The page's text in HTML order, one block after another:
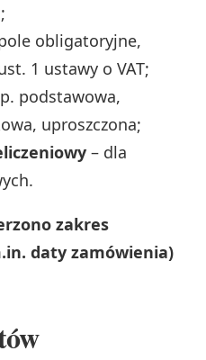
obligatoryjne,
1 ustawy o VAT;
podstawowa,
uproszczona;
– dla
zakres
daty zamówienia)